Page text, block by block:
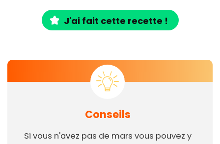
J'ai fait cette recette !
Conseils
Si vous n'avez pas de mars vous pouvez y